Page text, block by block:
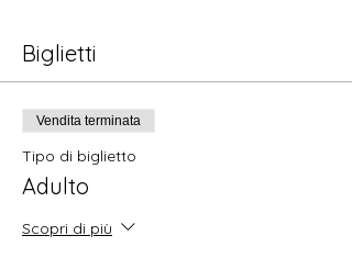
Biglietti
Vendita terminata
Tipo di biglietto
Adulto
Scopri di più